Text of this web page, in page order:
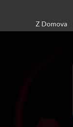
content
Z Domova